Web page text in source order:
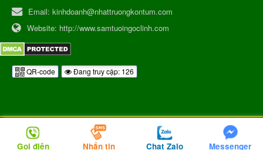
Email: kinhdoanh@nhattruongkontum.com
Website: http://www.samtuoingoclinh.com
QR-code Đang truy cập: 126
Gọi điện Nhắn tin Chat Zalo Messenger